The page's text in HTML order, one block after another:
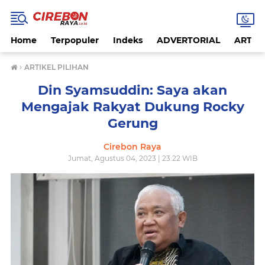
Home Terpopuler Indeks ADVERTORIAL
› ARTIKEL PILIHAN
Din Syamsuddin: Saya akan
Mengajak Rakyat Dukung Rocky
Gerung
Cirebon Raya
Jumat, Agustus 04, 2023 | 23:22 WIB